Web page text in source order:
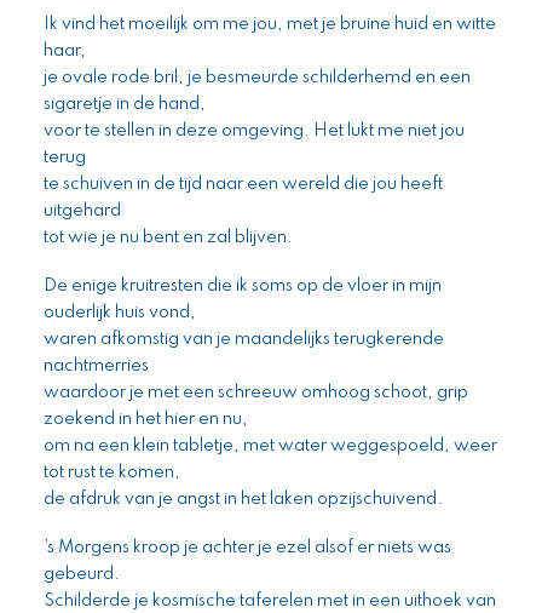
Ik vind het moeilijk om me jou, met je bruine huid en witte
haar,
je ovale rode bril, je besmeurde schilderhemd en een
sigaretje in de hand,
voor te stellen in deze omgeving. Het lukt me niet jou
terug
te schuiven in de tijd naar een wereld die jou heeft
uitgehard
tot wie je nu bent en zal blijven.
De enige kruitresten die ik soms op de vloer in mijn
ouderlijk huis vond,
waren afkomstig van je maandelijks terugkerende
nachtmerries
waardoor je met een schreeuw omhoog schoot, grip
zoekend in het hier en nu,
om na een klein tabletje, met water weggespoeld, weer
tot rust te komen,
de afdruk van je angst in het laken opzijschuivend.
’s Morgens kroop je achter je ezel alsof er niets was
gebeurd.
Schilderde je kosmische taferelen met in een uithoek van